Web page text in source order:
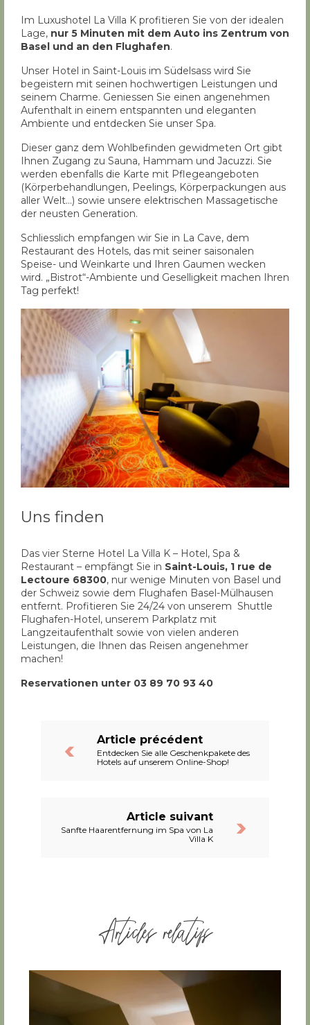
Im Luxushotel La Villa K profitieren Sie von der idealen
Lage, nur 5 Minuten mit dem Auto ins Zentrum von
Basel und an den Flughafen.
Unser Hotel in Saint-Louis im Südelsass wird Sie
begeistern mit seinen hochwertigen Leistungen und
seinem Charme. Geniessen Sie einen angenehmen
Aufenthalt in einem entspannten und eleganten
Ambiente und entdecken Sie unser Spa.
Dieser ganz dem Wohlbefinden gewidmeten Ort gibt
Ihnen Zugang zu Sauna, Hammam und Jacuzzi. Sie
werden ebenfalls die Karte mit Pflegeangeboten
(Körperbehandlungen, Peelings, Körperpackungen aus
aller Welt…) sowie unsere elektrischen Massagetische
der neusten Generation.
Schliesslich empfangen wir Sie in La Cave, dem
Restaurant des Hotels, das mit seiner saisonalen
Speise- und Weinkarte und Ihren Gaumen wecken
wird. „Bistrot“-Ambiente und Geselligkeit machen Ihren
Tag perfekt!
Uns finden
Das vier Sterne Hotel La Villa K – Hotel, Spa &
Restaurant – empfängt Sie in Saint-Louis, 1 rue de
Lectoure 68300, nur wenige Minuten von Basel und
der Schweiz sowie dem Flughafen Basel-Mülhausen
entfernt. Profitieren Sie 24/24 von unserem Shuttle
Flughafen-Hotel, unserem Parkplatz mit
Langzeitaufenthalt sowie von vielen anderen
Leistungen, die Ihnen das Reisen angenehmer
machen!
Reservationen unter 03 89 70 93 40
Article précédent
Entdecken Sie alle Geschenkpakete des
Hotels auf unserem Online-Shop!
Article suivant
Sanfte Haarentfernung im Spa von La
Villa K
Articles relatifs